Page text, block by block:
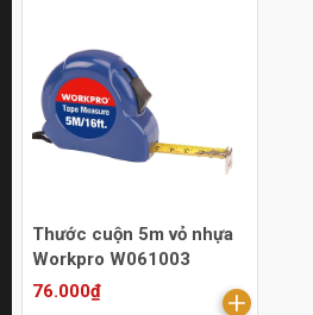
Thước cuộn 5m vỏ nhựa
Workpro W061003
76.000₫